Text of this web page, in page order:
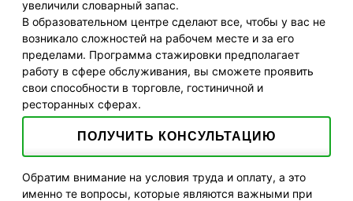
увеличили словарный запас.
В образовательном центре сделают все, чтобы у вас не
возникало сложностей на рабочем месте и за его
пределами. Программа стажировки предполагает
работу в сфере обслуживания, вы сможете проявить
свои способности в торговле, гостиничной и
ресторанных сферах.
ПОЛУЧИТЬ КОНСУЛЬТАЦИЮ
Обратим внимание на условия труда и оплату, а это
именно те вопросы, которые являются важными при